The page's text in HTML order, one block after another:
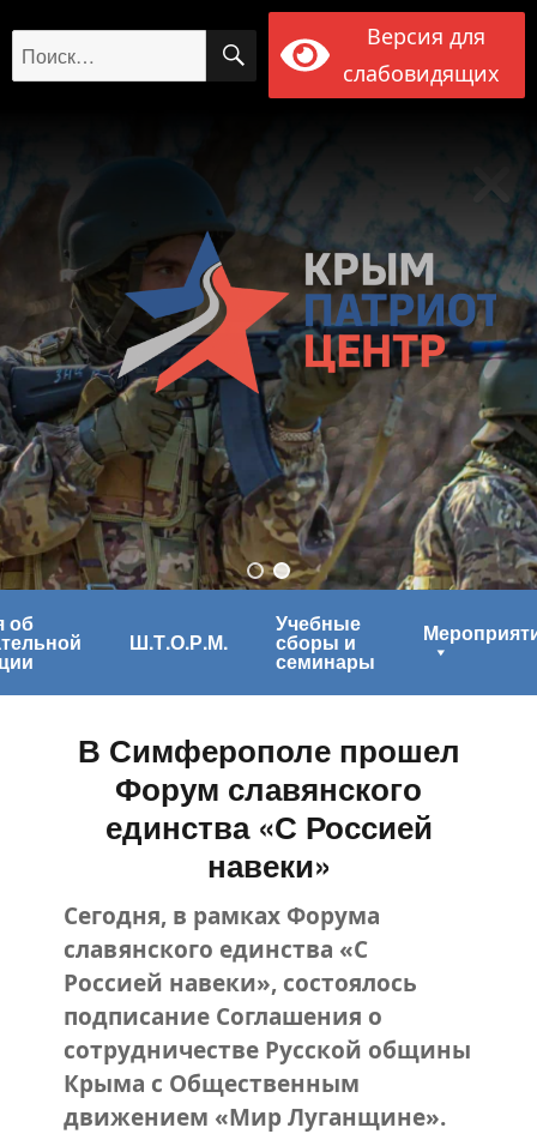
Искать: ПОИСК
Версия для
слабовидящих
об
Ш.Т.О.Р.М.
Учебные
сборы и
семинары
В Симферополе прошел
Форум славянского
единства «С Россией
навеки»
Сегодня, в рамках Форума
славянского единства «С
Россией навеки», состоялось
подписание Соглашения о
сотрудничестве Русской общины
Крыма с Общественным
движением «Мир Луганщине».